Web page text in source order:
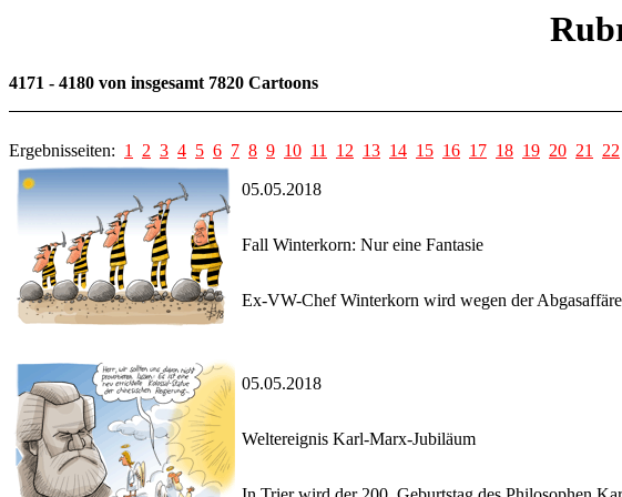
4171 - 4180 von insgesamt 7820 Cartoons
Ergebnisseiten: 1 2 3 4 5 6 7 8 9 10 11 12 13 14 15 16 17 18 19 20 21 22
05.05.2018
Fall Winterkorn: Nur eine Fantasie
Ex-VW-Chef Winterkorn wird wegen der
05.05.2018
Weltereignis Karl-Marx-Jubiläum